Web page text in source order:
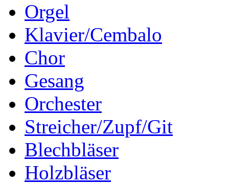
Orgel
Klavier/Cembalo
Chor
Gesang
Orchester
Streicher/Zupf/Git
Blechbläser
Holzbläser